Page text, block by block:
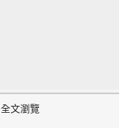
全文瀏覽